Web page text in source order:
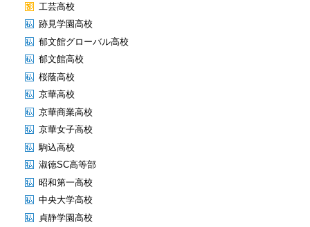
工芸高校
跡見学園高校
郁文館グローバル高校
郁文館高校
桜蔭高校
京華高校
京華商業高校
京華女子高校
駒込高校
淑徳SC高等部
昭和第一高校
中央大学高校
貞静学園高校